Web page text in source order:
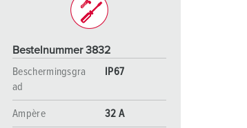
Bestelnummer 3832
Beschermingsgra
ad
IP67
Ampère 32 A